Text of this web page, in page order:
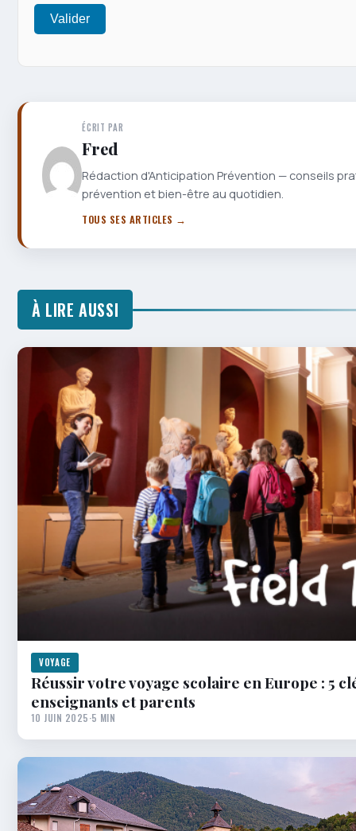
Valider
ÉCRIT PAR
Fred
Rédaction d'Anticipation Prévention — conseils
prévention et bien-être au quotidien.
TOUS SES ARTICLES →
À LIRE AUSSI
VOYAGE
Réussir votre voyage scolaire en Europe : 5
enseignants et parents
10 JUIN 2025·5 MIN